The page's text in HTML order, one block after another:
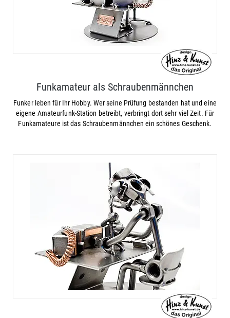
Funkamateur als Schraubenmännchen
Funker leben für Ihr Hobby. Wer seine Prüfung bestanden hat und eine
eigene Amateurfunk-Station betreibt, verbringt dort sehr viel Zeit. Für
Funkamateure ist das Schraubenmännchen ein schönes Geschenk.